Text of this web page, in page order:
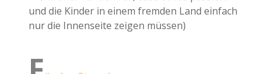
und die Kinder in einem fremden Land einfach
nur die Innenseite zeigen müssen)